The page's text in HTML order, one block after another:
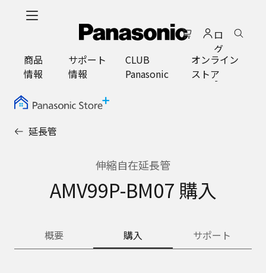
ロ
グ
イ
ン
商品
情報
サポート
情報
CLUB
Panasonic
オンライン
ストア
延長管
伸縮自在延長管
AMV99P-BM07 購入
概要 購入 サポート